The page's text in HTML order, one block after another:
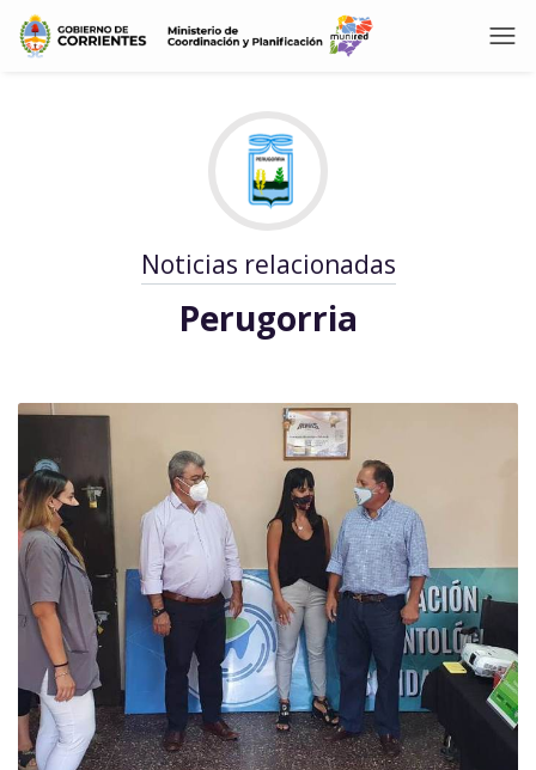
Noticias relacionadas
Perugorria